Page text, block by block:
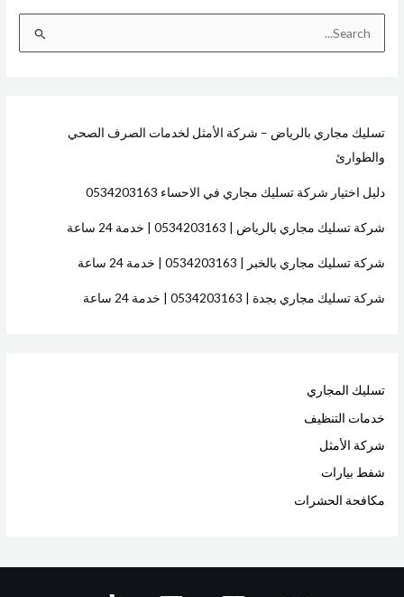
ث
ع
تسليك مجاري بالرياض – شركة الأمثل لخدمات الصرف الصحي
والطوارئ
دليل اختيار شركة تسليك مجاري في الاحساء 0534203163
شركة تسليك مجاري بالرياض | 0534203163 | خدمة 24 ساعة
شركة تسليك مجاري بالخبر | 0534203163 | خدمة 24 ساعة
شركة تسليك مجاري بجدة | 0534203163 | خدمة 24 ساعة
تسليك المجاري
خدمات التنظيف
شركة الأمثل
شفط بيارات
مكافحة الحشرات